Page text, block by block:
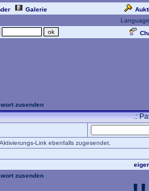
Galerie
zusenden
.:
Link ebenfalls zugesendet.
zusenden